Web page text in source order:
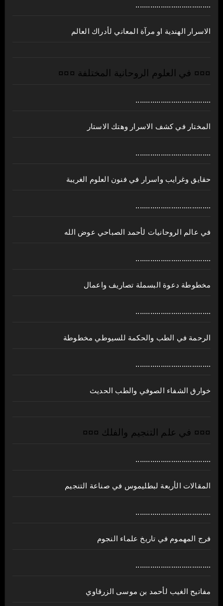
....................................
الاسرار الهندية او مرآة المعاني لأدراك العالم
¤¤¤ في العلوم الروحانية المختلفة ¤¤¤
....................................
المختار في كشف الاسرار وهتك الاستار
....................................
حقايق وغرايب واسرار في فنون العلوم الغريبة
....................................
في عالم الروحانيات لأحمد الصباحي عوض الله
....................................
مخطوطة دعوة البسملة تصاريف واعمال
....................................
الرحمة في الطب والحكمة للسيوطي مخطوطة
....................................
خوارق الشفاء الصوفي والطب الحديث
¤¤¤ في علم التنجيم والفلك ¤¤¤
....................................
المقالات الأربعة لبطليموس في صناعة التنجيم
....................................
فرج المهموم في تاريخ علماء النجوم
....................................
مفاتيح الغيب لأحمد بن موسى الزرقاوي